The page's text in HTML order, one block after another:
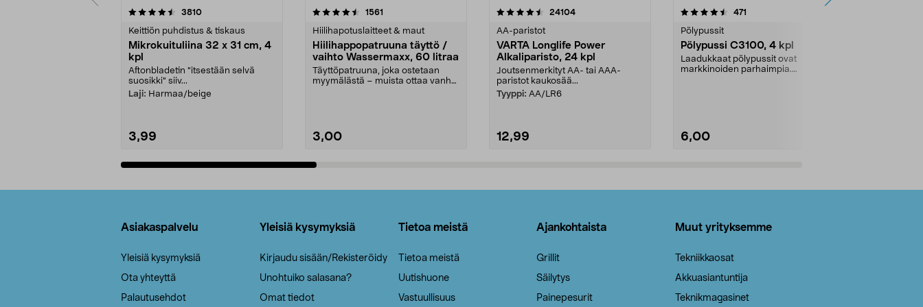
3810arvostelut
Keittiön puhdistus & tiskaus
Mikrokuituliina 32 x 31 cm, 4
kpl
Aftonbladetin "itsestään selvä
suosikki" siiv...
Laji: Harmaa/beige
3,99
4.5viidestä
1561
Hiilihapotuslaitteet & maut
Hiilihappopatruuna täyttö /
vaihto Wassermaxx, 60 litraa
Täyttöpatruuna, joka ostetaan
myymälästä – muista ottaa vanha
3,00
4.5viidestä
24104arvostelut
AA-paristot
VARTA Longlife Power
Alkaliparisto, 24 kpl
Joutsenmerkityt AA- tai AAA-
paristot kaukosää...
Tyyppi: AA/LR6
12,99
4.5viidestä
471
Pölypussit
Pölypussi C3100, 4 kpl
Laadukkaat pölypussit ovat
markkinoiden parhaimpia.
6,00
4.5viidestä
Asiakaspalvelu
Yleisiä kysymyksiä
Ota yhteyttä
Palautusehdot
Yleisiä kysymyksiä
Kirjaudu sisään/Rekisteröidy
Unohtuiko salasana?
Omat tiedot
Tietoa meistä
Tietoa meistä
Uutishuone
Vastuullisuus
Ajankohtaista
Grillit
Säilytys
Painepesurit
Muut yrityksemme
Tekniikkaosat
Akkuasiantuntija
Teknikmagasinet